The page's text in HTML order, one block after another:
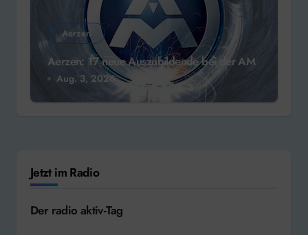
Aerzen
Aerzen: 17 neue Auszubildende bei der AM
Aug. 3, 2026
Jetzt im Radio
Der radio aktiv-Tag